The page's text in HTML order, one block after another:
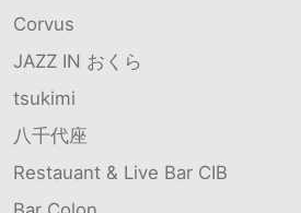
Corvus
JAZZ IN おくら
tsukimi
八千代座
Restauant & Live Bar CIB